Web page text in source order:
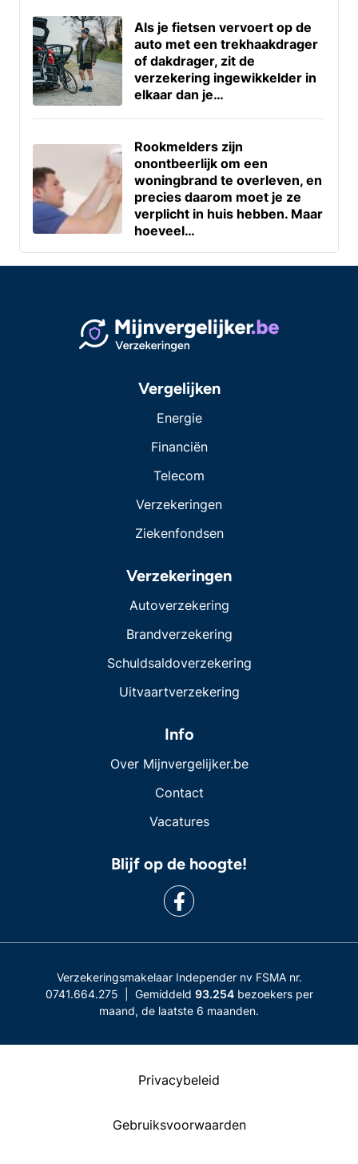
Als je fietsen vervoert op de
auto met een trekhaakdrager
of dakdrager, zit de
verzekering ingewikkelder in
elkaar dan je…
Rookmelders zijn
onontbeerlijk om een
woningbrand te overleven, en
precies daarom moet je ze
verplicht in huis hebben. Maar
hoeveel…
Vergelijken
Energie
Financiën
Telecom
Verzekeringen
Ziekenfondsen
Verzekeringen
Autoverzekering
Brandverzekering
Schuldsaldoverzekering
Uitvaartverzekering
Info
Over Mijnvergelijker.be
Contact
Vacatures
Blijf op de hoogte!
Verzekeringsmakelaar Independer nv FSMA nr.
0741.664.275 | Gemiddeld 93.254bezoekers per
maand, de laatste 6 maanden.
Privacybeleid
Gebruiksvoorwaarden